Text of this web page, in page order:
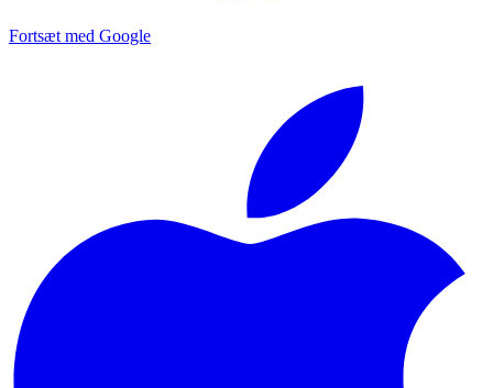
Fortsæt med Google